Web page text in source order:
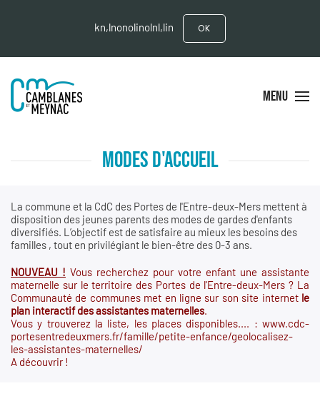
kn,lnonolinolnl,lin OK
MENU
MODES D'ACCUEIL
La commune et la CdC des Portes de l'Entre-deux-Mers mettent à
disposition des jeunes parents des modes de gardes d'enfants
diversifiés. L’objectif est de satisfaire au mieux les besoins des
familles , tout en privilégiant le bien-être des 0-3 ans.
NOUVEAU ! Vous recherchez pour votre enfant une assistante
maternelle sur le territoire des Portes de l'Entre-deux-Mers ? La
Communauté de communes met en ligne sur son site internet le
plan interactif des assistantes maternelles.
Vous y trouverez la liste, les places disponibles.... : www.cdc-
portesentredeuxmers.fr/famille/petite-enfance/geolocalisez-
les-assistantes-maternelles/
A découvrir !